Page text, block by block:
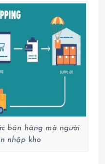
bán hàng mà người
nhập kho